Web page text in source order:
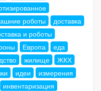
роботы
доставка
и роботы
Европа
еда
жилище
ЖКХ
идеи
измерения
инвентаризация